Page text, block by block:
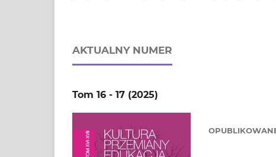
AKTUALNY NUMER
Tom 16 - 17 (2025)